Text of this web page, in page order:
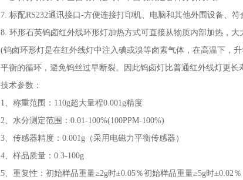
7. 标配RS232通讯接口-方便连接打印机、电脑和其他外围设备、符
8. 环形石英钨卤红外线环形灯加热方式可直接从物质内部加热，
(钨卤环形灯是在红外线灯中注入碘或溴等卤素气体，在高温下，
平衡的循环，避免钨丝过早断裂。因此钨卤灯比普通红外线灯更长
技术参数：
1、称重范围：110g超大量程0.001g精度
2、水分测定范围：0.01-100%(100PPM-100%)
3、传感器精度：0.001g（采用电磁力平衡传感器）
4、样品质量：0.3-100g
5、重复性：初始样品重量≥2g时±0.05％初始样品重量≥5g时±0.02％